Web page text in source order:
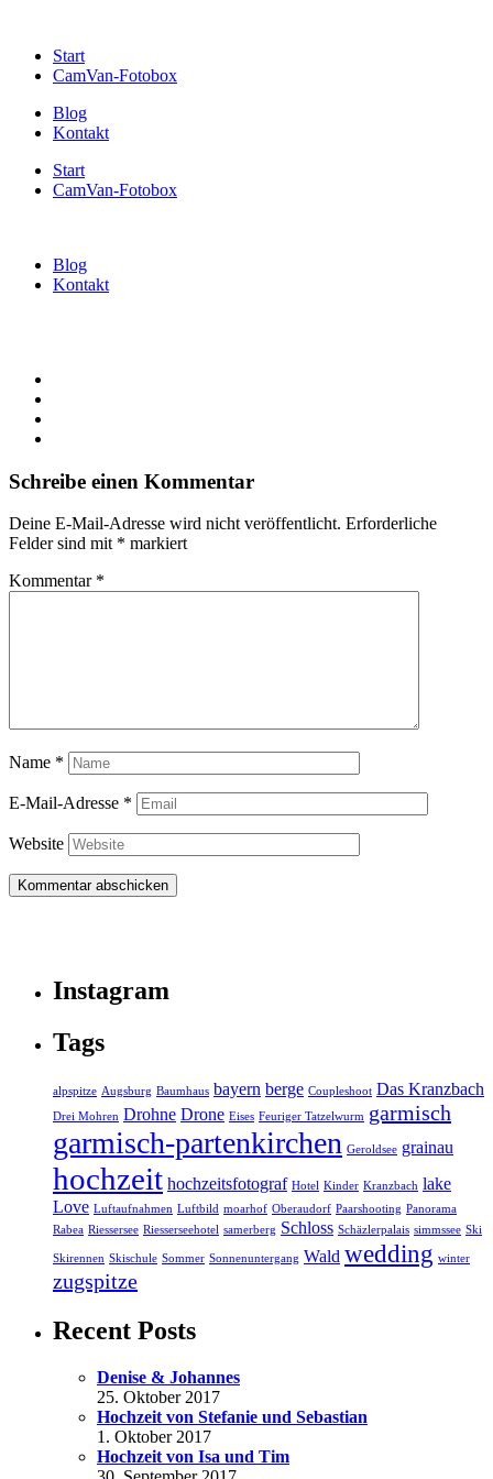
Start
CamVan-Fotobox
Blog
Kontakt
Start
CamVan-Fotobox
Blog
Kontakt
Schreibe einen Kommentar
Deine E-Mail-Adresse wird nicht veröffentlicht. Erforderliche
Felder sind mit * markiert
Kommentar *
Name *
E-Mail-Adresse *
Website
Instagram
Tags
alpspitze Augsburg Baumhaus bayern berge Coupleshoot Das Kranzbach
Drei Mohren Drohne Drone Eises Feuriger Tatzelwurm garmisch
garmisch-partenkirchen Geroldsee grainau
hochzeit hochzeitsfotograf Hotel Kinder Kranzbach lake
Love Luftaufnahmen Luftbild moarhof Oberaudorf Paarshooting Panorama
Rabea Riessersee Riesserseehotel samerberg Schloss Schäzlerpalais simmssee Ski
Skirennen Skischule Sommer Sonnenuntergang Wald wedding winter
zugspitze
Recent Posts
Denise & Johannes
25. Oktober 2017
Hochzeit von Stefanie und Sebastian
1. Oktober 2017
Hochzeit von Isa und Tim